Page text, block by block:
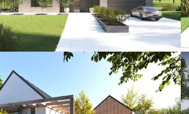
Projekt indywidualny DOM3E-08